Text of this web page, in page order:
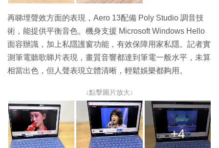
再睇埋聲效方面的表現，Aero 13配備 Poly Studio 調音技
術，能提供平衡音色。機身支援 Microsoft Windows Hello
面容辦識，加上私隱護窗功能，有效保障用家私隱。記者實
測筆電聽歌睇片表現，畫質音響都達到筆電一般水平，未算
相當出色，但人聲表現立體清晰，輕鬆娛樂都夠用。
↓點擊圖片放大↓
+4